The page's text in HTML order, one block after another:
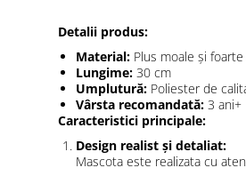
Detalii produs:
Material: Plus moale și
Lungime: 30 cm
Umplutură: Poliester de
Vârsta recomandată: 3 ani+
Caracteristici principale:
Design realist și detaliat:
Mascota este realizata cu